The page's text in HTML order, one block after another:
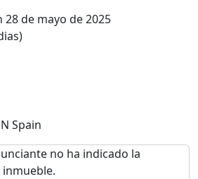
28 de mayo de 2025
Spain
no ha indicado la